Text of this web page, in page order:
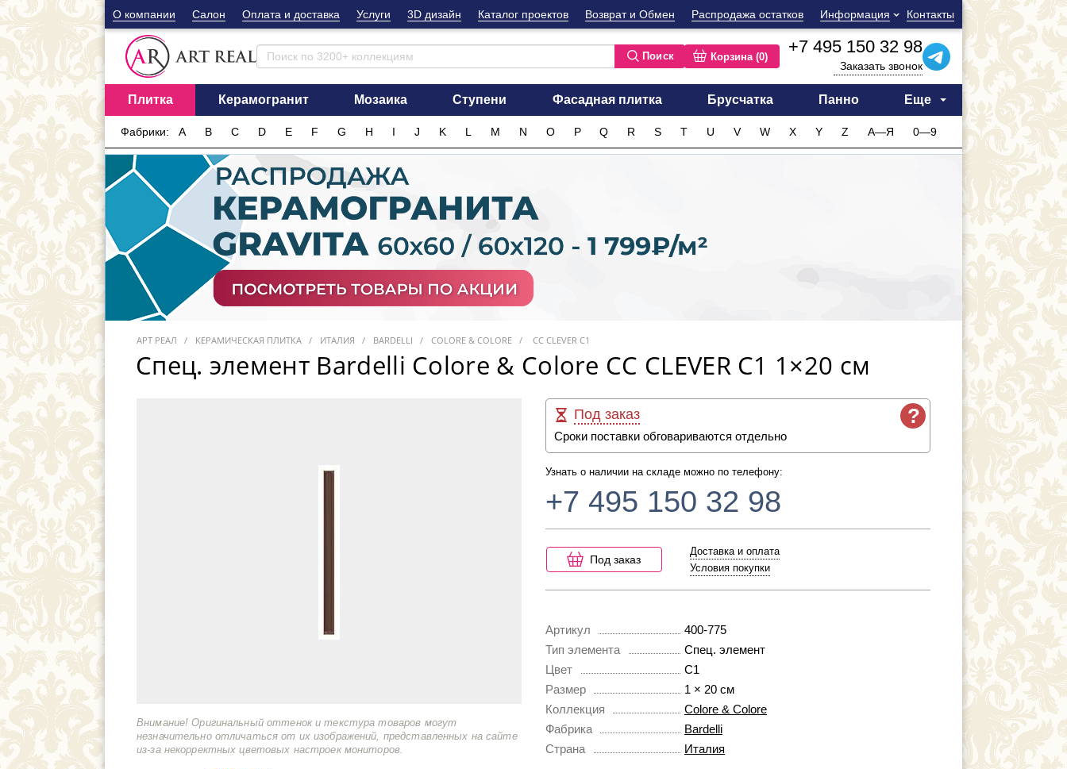
О компании Cалон Оплата и доставка Услуги 3D дизайн Каталог проектов Возврат и Обмен Распродажа остатков Информация Контакты
Поиск Корзина (0)
+7 495 150 32 98
Заказать звонок
Плитка Керамогранит Мозаика Ступени Фасадная плитка Брусчатка Панно Еще
Фабрики: A B C D E F G H I J K L M N O P Q R S T U V W X Y Z А—Я 0—9
АРТ РЕАЛ КЕРАМИЧЕСКАЯ ПЛИТКА ИТАЛИЯ BARDELLI COLORE & COLORE CC CLEVER C1
Спец. элемент Bardelli Colore & Colore CC CLEVER C1 1×20 см
Внимание! Оригинальный оттенок и текстура товаров могут
незначительно отличаться от их изображений, представленных на сайте
из-за некорректных цветовых настроек мониторов.
?
Под заказ
Сроки поставки обговариваются отдельно
Узнать о наличии на складе можно по телефону:
+7 495 150 32 98
Под заказ
Доставка и оплата
Условия покупки
Артикул
400-775
Тип элемента
Спец. элемент
Цвет
C1
Размер
1 × 20 см
Коллекция
Colore & Colore
Фабрика
Bardelli
Страна
Италия